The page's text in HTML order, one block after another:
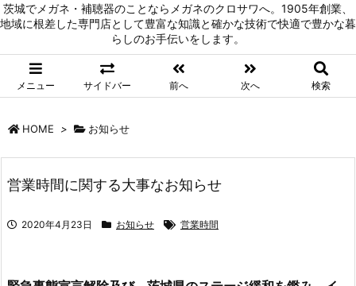
茨城でメガネ・補聴器のことならメガネのクロサワへ。1905年創業、
地域に根差した専門店として豊富な知識と確かな技術で快適で豊かな暮
らしのお手伝いをします。
メニュー サイドバー 前へ 次へ 検索
HOME > お知らせ
営業時間に関する大事なお知らせ
2020年4月23日 お知らせ 営業時間